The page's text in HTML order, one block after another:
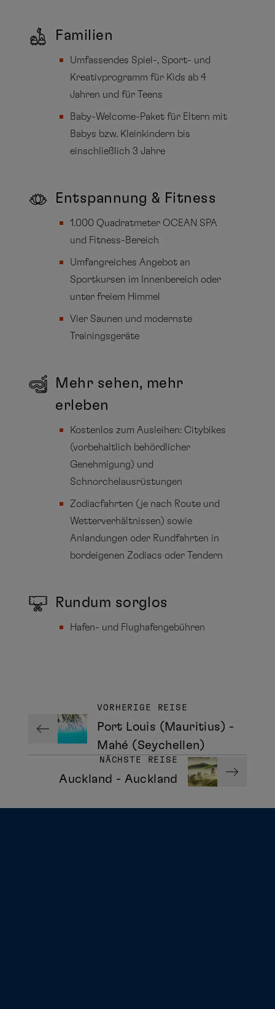
Familien
Umfassendes Spiel-, Sport- und
Kreativprogramm für Kids ab 4
Jahren und für Teens
Baby-Welcome-Paket für Eltern mit
Babys bzw. Kleinkindern bis
einschließlich 3 Jahre
Entspannung & Fitness
1.000 Quadratmeter OCEAN SPA
und Fitness-Bereich
Umfangreiches Angebot an
Sportkursen im Innenbereich oder
unter freiem Himmel
Vier Saunen und modernste
Trainingsgeräte
Mehr sehen, mehr
erleben
Kostenlos zum Ausleihen: Citybikes
(vorbehaltlich behördlicher
Genehmigung) und
Schnorchelausrüstungen
Zodiacfahrten (je nach Route und
Wetterverhältnissen) sowie
Anlandungen oder Rundfahrten in
bordeigenen Zodiacs oder Tendern
Rundum sorglos
Hafen- und Flughafengebühren
VORHERIGE REISE
Port Louis (Mauritius) -
Mahé (Seychellen)
NÄCHSTE REISE
Auckland - Auckland